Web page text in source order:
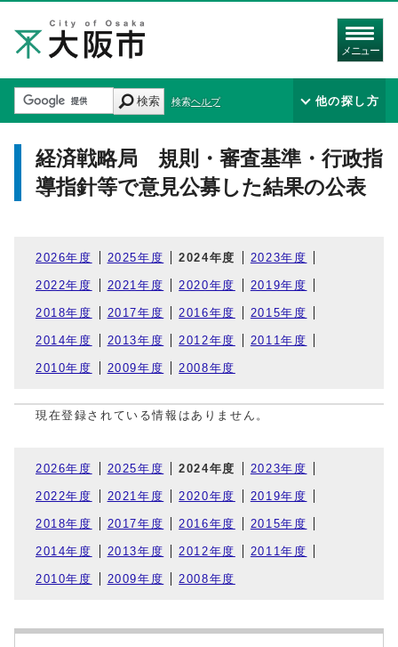
メニュー
検索 検索ヘルプ 他の探し方
経済戦略局 規則・審査基準・行政指
導指針等で意見公募した結果の公表
2026年度 2025年度 2024年度 2023年度
2022年度 2021年度 2020年度 2019年度
2018年度 2017年度 2016年度 2015年度
2014年度 2013年度 2012年度 2011年度
2010年度 2009年度 2008年度
現在登録されている情報はありません。
2026年度 2025年度 2024年度 2023年度
2022年度 2021年度 2020年度 2019年度
2018年度 2017年度 2016年度 2015年度
2014年度 2013年度 2012年度 2011年度
2010年度 2009年度 2008年度